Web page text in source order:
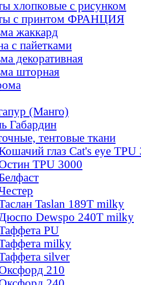
хлопковые с рисунком
с принтом ФРАНЦИЯ
жаккард
с пайетками
декоративная
шторная
(Манго)
Габардин
тентовые ткани
глаз Cat's eye TPU
TPU 3000
Taslan 189T milky
Dewspo 240T milky
PU
milky
silver
210